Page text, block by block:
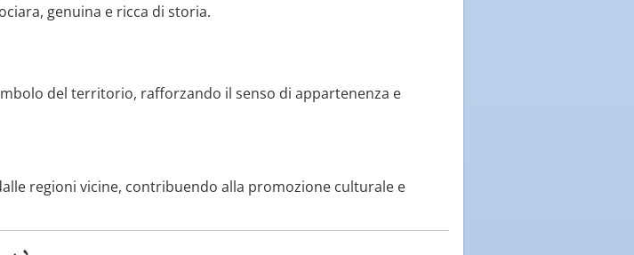
genuina e ricca di storia.
del territorio, rafforzando il senso di appartenenza e
regioni vicine, contribuendo alla promozione culturale e